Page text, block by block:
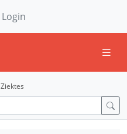
Login
Ziektes